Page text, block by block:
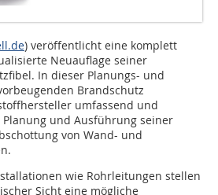
) veröffentlicht eine komplett
Neuauflage seiner
In dieser Planungs- und
Brandschutz
umfassend und
und Ausführung seiner
von Wand- und
wie Rohrleitungen stellen
Sicht eine mögliche